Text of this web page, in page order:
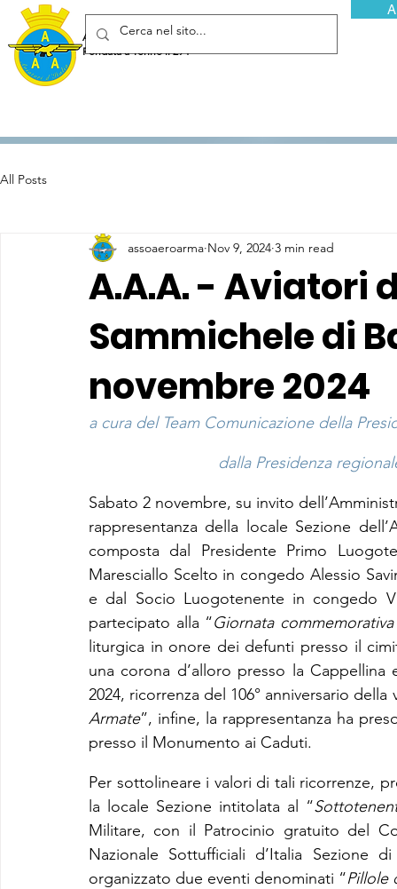
Associazione Arma Aeronautica - Aviatori d'Italia ETS
Fondata a Torino il 29 febbraio 1952
All Posts
A.A.A. - Aviatori
Sammichele di
novembre 2024
assoaeroarma Nov 9, 2024 3 min read
a cura del Team Comunicazione della
dalla Presidenza
Sabato 2 novembre, su invito
rappresentanza della locale Sezione
composta dal Presidente Primo
Maresciallo Scelto in congedo Alessio
e dal Socio Luogotenente in congedo
partecipato alla “Giornata
liturgica in onore dei defunti presso il
una corona d’alloro presso la
2024, ricorrenza del 106° anniversario della
Armate”, infine, la rappresentanza ha
presso il Monumento ai Caduti.
Per sottolineare i valori di tali ricorrenze,
la locale Sezione intitolata al “
Militare, con il Patrocinio gratuito del
Nazionale Sottufficiali d’Italia Sezione
organizzato due eventi denominati “Pillole